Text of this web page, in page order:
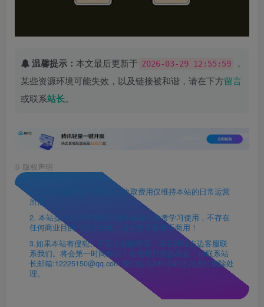
温馨提示： 本文最后更新于 2026-03-29 12:55:59
，
某些资源环境可能失效，以及链接被和谐，请在下方留言
或联系站长。
© 版权声明
1. 本站资源售价只是赞助，收取费用仅维持本站的日常运营
所需。
2. 本站提供的所有资源仅供本地单机参考学习使用，不存在
任何商业目的与商业用途，请大家不要用于商用！
3.如果本站有侵犯、不妥之处的资源，请在网站右边客服联
系我们。将会第一时间解决！若侵犯到您的权益，请联系站
长邮箱:12225150@qq.com 我们会在24h小时之内进行删除处
理。